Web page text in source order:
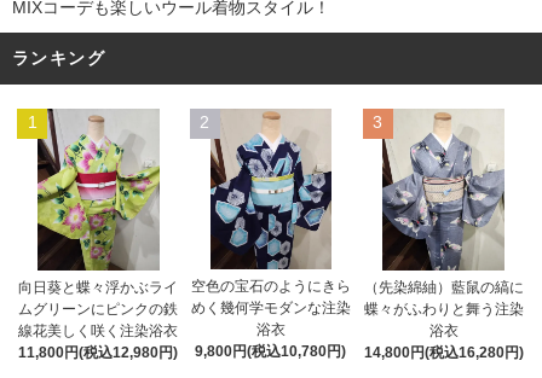
MIXコーデも楽しいウール着物スタイル！
ランキング
1
向日葵と蝶々浮かぶライ
ムグリーンにピンクの鉄
線花美しく咲く注染浴衣
11,800円(税込12,980円)
2
空色の宝石のようにきら
めく幾何学モダンな注染
浴衣
9,800円(税込10,780円)
3
（先染綿紬）藍鼠の縞に
蝶々がふわりと舞う注染
浴衣
14,800円(税込16,280円)